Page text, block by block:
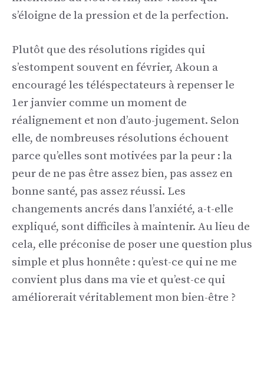
s’éloigne de la pression et de la perfection.
Plutôt que des résolutions rigides qui
s’estompent souvent en février, Akoun a
encouragé les téléspectateurs à repenser le
1er janvier comme un moment de
réalignement et non d’auto-jugement. Selon
elle, de nombreuses résolutions échouent
parce qu’elles sont motivées par la peur : la
peur de ne pas être assez bien, pas assez en
bonne santé, pas assez réussi. Les
changements ancrés dans l’anxiété, a-t-elle
expliqué, sont difficiles à maintenir. Au lieu de
cela, elle préconise de poser une question plus
simple et plus honnête : qu’est-ce qui ne me
convient plus dans ma vie et qu’est-ce qui
améliorerait véritablement mon bien-être ?